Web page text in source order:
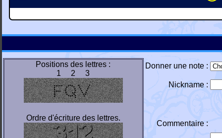
Positions des lettres :
1 2 3
Ordre d'écriture des lettres.
Donner une note :
Nickname :
Commentaire :